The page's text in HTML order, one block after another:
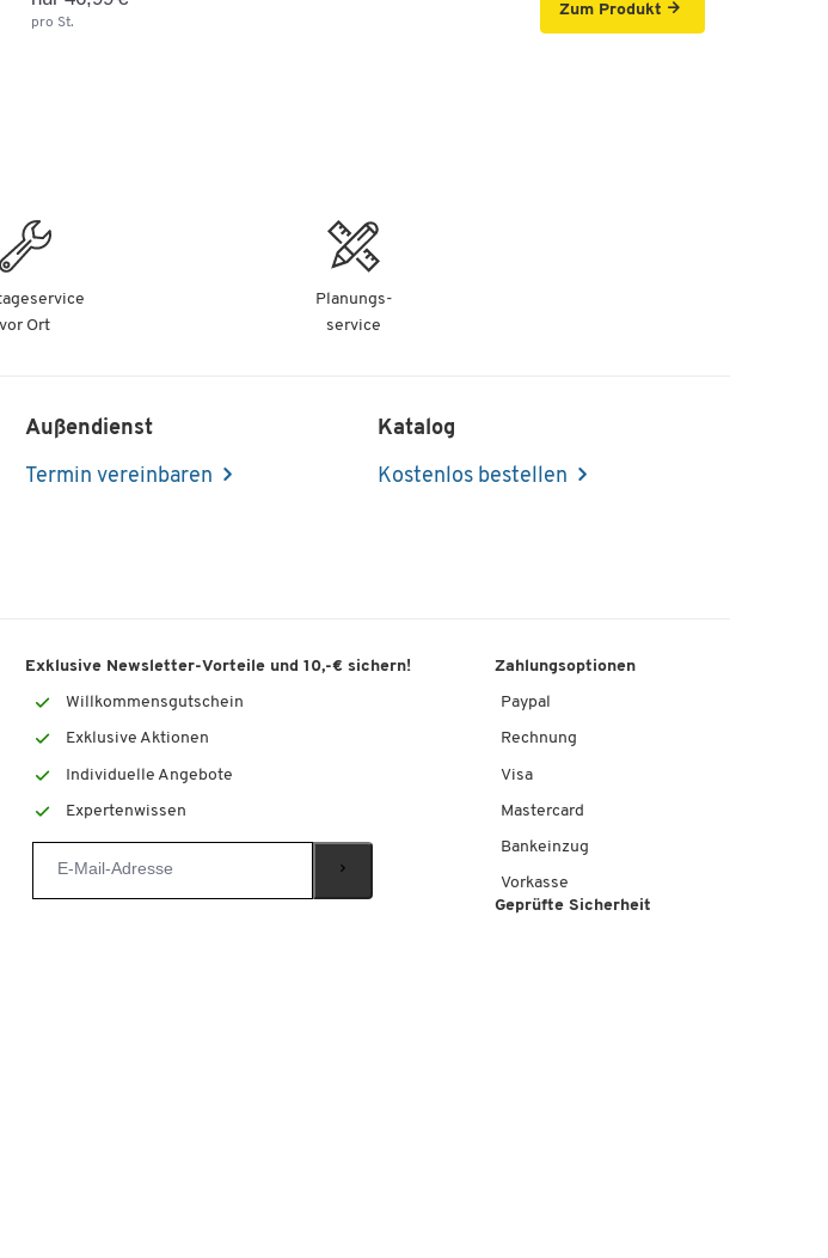
pro St.
Zum Produkt
vor Ort
Planungs-
service
Außendienst
Termin vereinbaren
Katalog
Kostenlos bestellen
Exklusive Newsletter-Vorteile und 10,-€ sichern!
Willkommensgutschein
Exklusive Aktionen
Individuelle Angebote
Expertenwissen
Zahlungsoptionen
Paypal
Rechnung
Visa
Mastercard
Bankeinzug
Vorkasse
Geprüfte Sicherheit